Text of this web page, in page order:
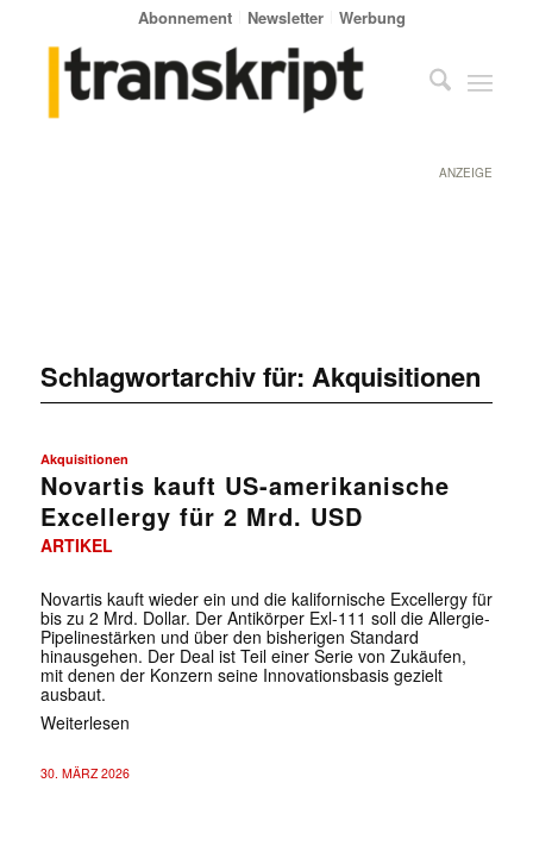
Abonnement Newsletter Werbung
ANZEIGE
Schlagwortarchiv für: Akquisitionen
Akquisitionen
Novartis kauft US-amerikanische
Excellergy für 2 Mrd. USD
ARTIKEL
Novartis kauft wieder ein und die kalifornische Excellergy für
bis zu 2 Mrd. Dollar. Der Antikörper Exl-111 soll die Allergie-
Pipelinestärken und über den bisherigen Standard
hinausgehen. Der Deal ist Teil einer Serie von Zukäufen,
mit denen der Konzern seine Innovationsbasis gezielt
ausbaut.
Weiterlesen
30. MÄRZ 2026